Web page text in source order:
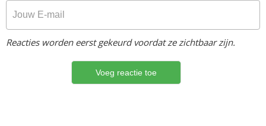
Reacties worden eerst gekeurd voordat ze zichtbaar zijn.